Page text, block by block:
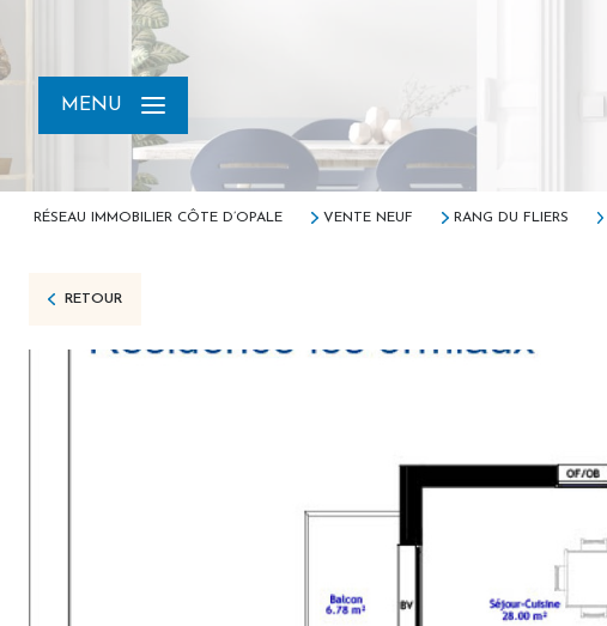
MENU
RÉSEAU IMMOBILIER CÔTE D’OPALE VENTE NEUF RANG DU FLIERS
RETOUR